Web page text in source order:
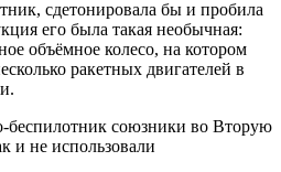
сдетонировала бы и пробила
его была такая необычная:
объёмное колесо, на котором
ракетных двигателей в